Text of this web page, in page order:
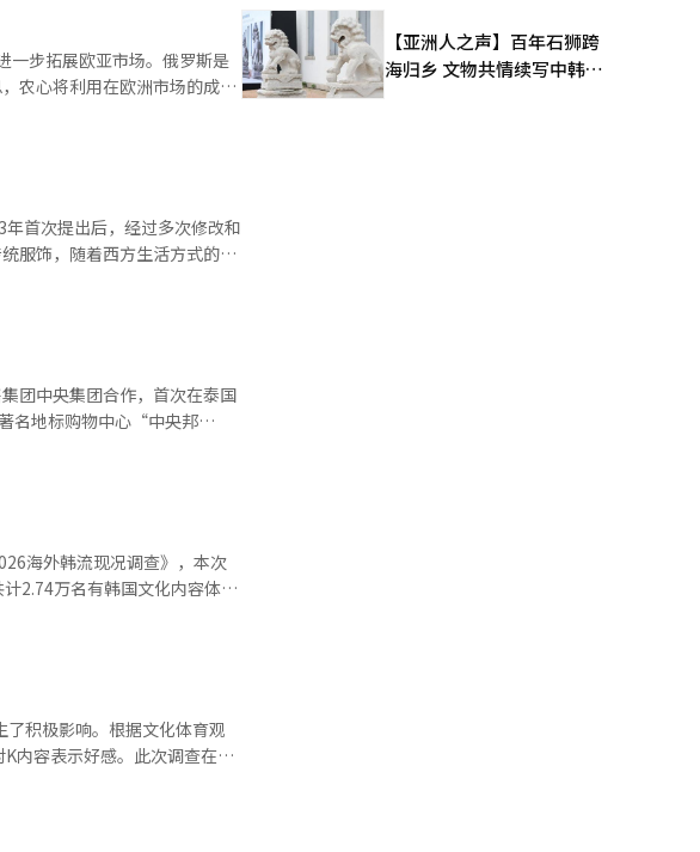
Milksha的合作，我们将快速
外国人看到韩服时，常无法
，外国游客中，租借韩服参观
华丽改良版。郑会长指出，景
，穿韩服进入景福宫、昌德
200万。需求激增，但内容
过程中，宣传和记录的不足是
，这一问题可能会加剧。2025
，有时被误认为是日本或非洲
层面的努力正在进行。金惠京
心在于共鸣，而非竞争。“韩
步拓展欧亚市场。俄罗斯是
农心将利用在欧洲市场的成功
立分公司后，与当地大型零售
年实现3000万美元的年销
口额增长了58%。农心将专注
作，逐步扩大市场覆盖。农
“野莓”等电商平台上开设品
，以提高生产效率，确保稳
道经人工智能（AI）系统翻译
首次提出后，经过多次修改和
服饰，随着西方生活方式的普
的普及和租赁业的发展。为了
众关注。文化体育观光部计划
扩大公众参与活动，并加强与
，帮助韩服企业开拓市场，并
并利用在线平台改善韩服工
国季等国际活动中展示韩服魅
团中央集团合作，首次在泰国
名地标购物中心“中央邦
品。“邦纳”地区是曼谷新兴
的合作关系。泰国诺品牌1号
诺品牌海外门店中最高。店
国人喜爱的“即买即走”文
4家门店。易买得计划通过此
举旨在突破国内市场的局
势的战略桥头堡。我们将通
统翻译与编辑。
海外韩流现况调查》，本次
2.74万名有韩国文化内容体验
敏镐（7.1%）则连续13年蝉
域新作品关注度相对较低，
）、印度尼西亚（82.7%）、
积极影响。根据文化体育观
内容表示好感。此次调查在30
）、印尼（82.7%）、泰国
【亚洲人之声】百年石狮跨
海归乡 文物共情续写中韩人